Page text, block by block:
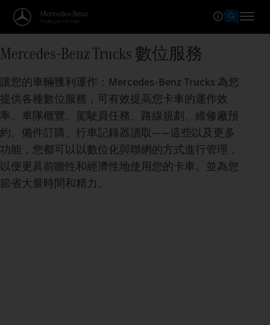
Mercedes‑Benz Trucks 數位服務
讓您的車輛獲利運作：Mercedes-Benz Trucks 為您
提供各種數位服務，可有效提高您卡車的運作效
率。車隊概覽、駕駛員任務、路線規劃、維修廠預
約、備件訂購、行車記錄器讀取——這些以及更多
功能，您都可以以數位化與聯網的方式進行管理，
以便更具前瞻性和經濟性地使用您的卡車。並為您
節省大量時間和精力。